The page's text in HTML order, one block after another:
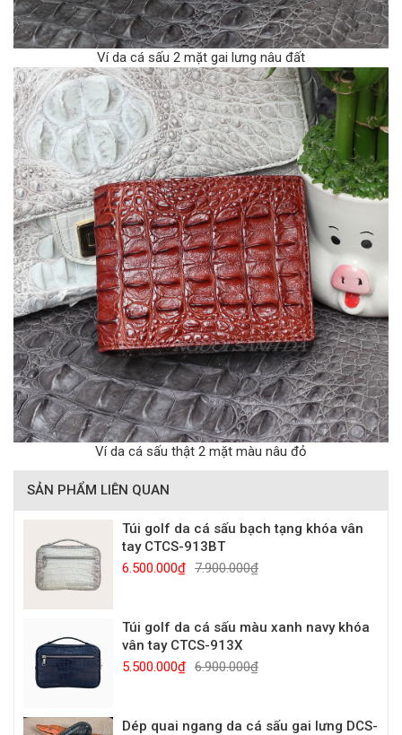
Ví da cá sấu 2 mặt gai lưng nâu đất
Ví da cá sấu thật 2 mặt màu nâu đỏ
SẢN PHẨM LIÊN QUAN
Túi golf da cá sấu bạch tạng khóa vân
tay CTCS-913BT
6.500.000₫ 7.900.000₫
Túi golf da cá sấu màu xanh navy khóa
vân tay CTCS-913X
5.500.000₫ 6.900.000₫
Dép quai ngang da cá sấu gai lưng DCS-